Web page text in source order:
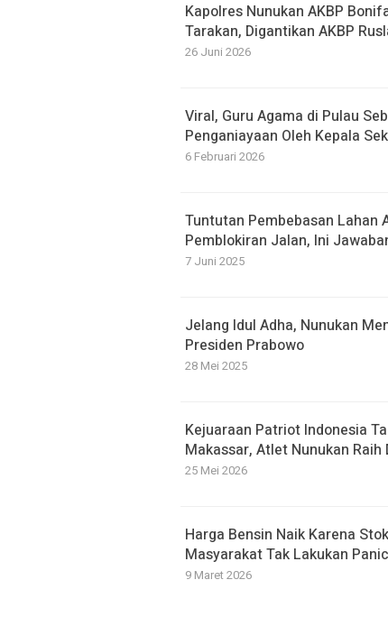
Kapolres Nunukan AKBP
Tarakan, Digantikan AKBP
26 Juni 2026
Viral, Guru Agama di Pulau
Penganiayaan Oleh Kepala
6 Februari 2026
Tuntutan Pembebasan Lahan
Pemblokiran Jalan, Ini
7 Juni 2025
Jelang Idul Adha, Nunukan
Presiden Prabowo
28 Mei 2025
Kejuaraan Patriot Indonesia
Makassar, Atlet Nunukan
25 Mei 2026
Harga Bensin Naik Karena
Masyarakat Tak Lakukan
9 Maret 2026